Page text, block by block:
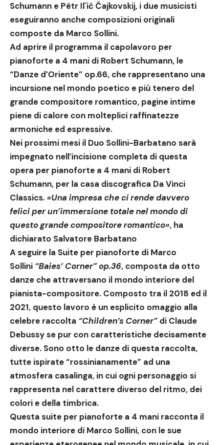
Schumann e Pëtr Il´ič Čajkovskij, i due musicisti
eseguiranno anche composizioni originali
composte da Marco Sollini.
Ad aprire il programma il capolavoro per
pianoforte a 4 mani di Robert Schumann, le
“Danze d’Oriente” op.66, che rappresentano una
incursione nel mondo poetico e più tenero del
grande compositore romantico, pagine intime
piene di calore con molteplici raffinatezze
armoniche ed espressive.
Nei prossimi mesi il Duo Sollini-Barbatano sarà
impegnato nell’incisione completa di questa
opera per pianoforte a 4 mani di Robert
Schumann, per la casa discografica Da Vinci
Classics. «Una impresa che ci rende davvero
felici per un’immersione totale nel mondo di
questo grande compositore romantico», ha
dichiarato Salvatore Barbatano
A seguire la Suite per pianoforte di Marco
Sollini “Baies’ Corner” op.36, composta da otto
danze che attraversano il mondo interiore del
pianista-compositore. Composto tra il 2018 ed il
2021, questo lavoro è un esplicito omaggio alla
celebre raccolta “Children’s Corner”di Claude
Debussyse pur con caratteristiche decisamente
diverse. Sono otto le danze di questa raccolta,
tutte ispirate “rossinianamente” ad una
atmosfera casalinga, in cui ogni personaggio si
rappresenta nel carattere diverso del ritmo, dei
colori e della timbrica.
Questa suite per pianoforte a 4 mani racconta il
mondo interiore di Marco Sollini, con le sue